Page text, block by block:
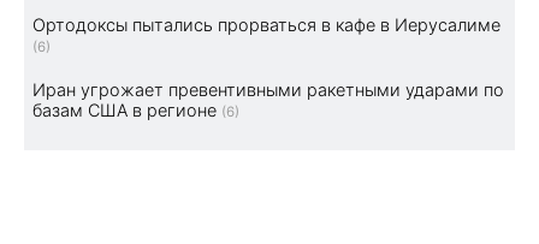
Ортодоксы пытались прорваться в кафе в Иерусалиме
(6)
Иран угрожает превентивными ракетными ударами по
базам США в регионе (6)